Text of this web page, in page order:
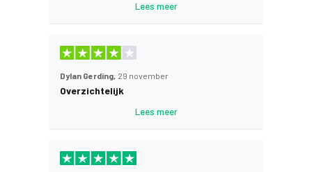
Lees meer
Dylan Gerding, 29 november
Overzichtelijk
Lees meer